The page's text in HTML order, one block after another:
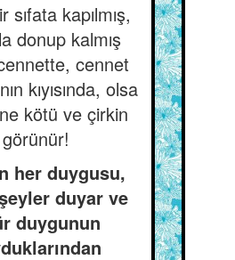
sıfata kapılmış,
donup kalmış
cennet
kıyısında, olsa
kötü ve çirkin
görünür!
her duygusu,
duyar ve
duygunun